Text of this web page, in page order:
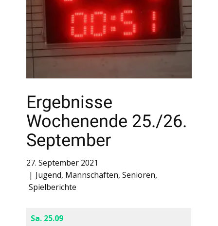
Ergebnisse
Wochenende 25./26.
September
27. September 2021
Jugend, Mannschaften, Senioren,
Spielberichte
Sa. 25.09